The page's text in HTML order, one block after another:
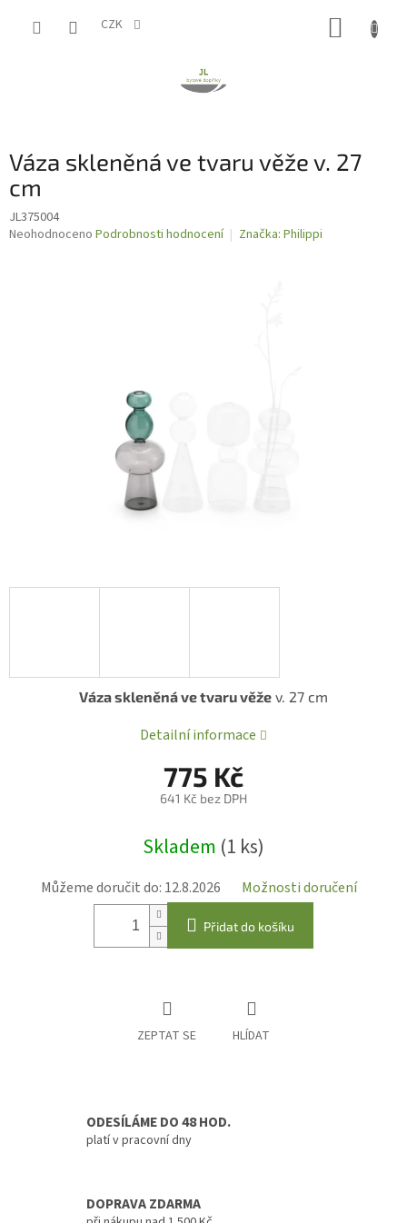
CZK
Váza skleněná ve tvaru věže v. 27
cm
JL375004
Průměrné
Neohodnoceno Podrobnosti hodnocení Značka: Philippi
775 Kč
641 Kč bez DPH
cena:
Skladem (1 ks)
Můžeme doručit do: 12.8.2026 Možnosti doručení
Přidat do košíku
Váza skleněná ve tvaru věže v. 27 cm
Detailní informace
ZEPTAT SE HLÍDAT
ODESÍLÁME DO 48 HOD.
platí v pracovní dny
DOPRAVA ZDARMA